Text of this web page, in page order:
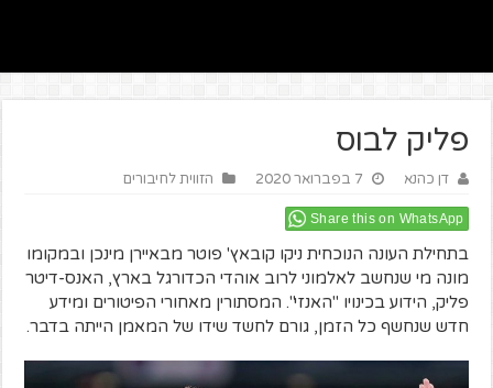
פליק לבוס
דן כהנא 7 בפברואר 2020 הזווית לחיבורים
Share this on WhatsApp
בתחילת העונה הנוכחית ניקו קובאץ' פוטר מבאיירן מינכן ובמקומו
מונה מי שנחשב לאלמוני לרוב אוהדי הכדורגל בארץ, האנס-דיטר
פליק, הידוע בכינויו "האנזי". המסתורין מאחורי הפיטורים ומידע
חדש שנחשף כל הזמן, גורם לחשד שידו של המאמן הייתה בדבר.